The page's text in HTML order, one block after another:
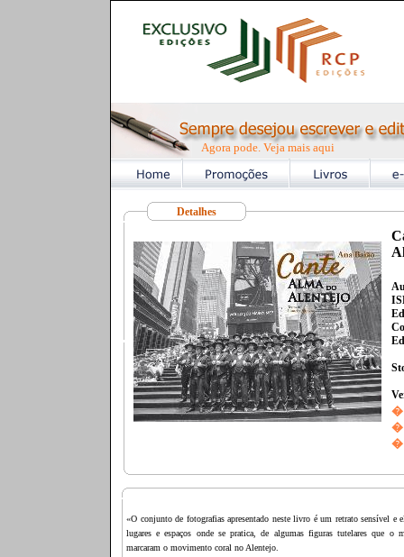
Agora pode. Veja mais aqui
Detalhes
«O conjunto de fotografias apresentado neste livro é um retrato sensível e
lugares e espaços onde se pratica, de algumas figuras tutelares que o
marcaram o movimento coral no Alentejo.